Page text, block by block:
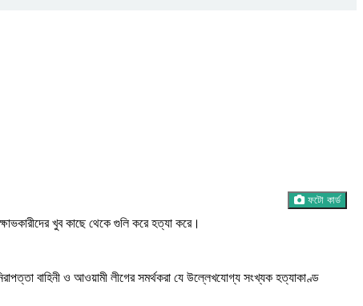
ফটো কার্ড
খুব কাছে থেকে গুলি করে হত্যা করে।
বাহিনী ও আওয়ামী লীগের সমর্থকরা যে উল্লেখযোগ্য সংখ্যক হত্যাকাণ্ড